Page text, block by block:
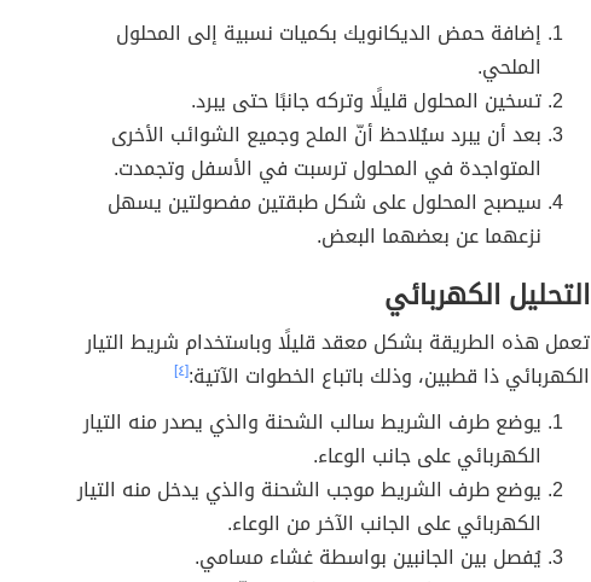
إضافة حمض الديكانويك بكميات نسبية إلى المحلول
الملحي.
تسخين المحلول قليلًا وتركه جانبًا حتى يبرد.
بعد أن يبرد سيُلاحظ أنّ الملح وجميع الشوائب الأخرى
المتواجدة في المحلول ترسبت في الأسفل وتجمدت.
سيصبح المحلول على شكل طبقتين مفصولتين يسهل
نزعهما عن بعضهما البعض.
التحليل الكهربائي
تعمل هذه الطريقة بشكل معقد قليلًا وباستخدام شريط التيار
الكهربائي ذا قطبين، وذلك باتباع الخطوات الآتية:[٤]
يوضع طرف الشريط سالب الشحنة والذي يصدر منه التيار
الكهربائي على جانب الوعاء.
يوضع طرف الشريط موجب الشحنة والذي يدخل منه التيار
الكهربائي على الجانب الآخر من الوعاء.
يُفصل بين الجانبين بواسطة غشاء مسامي.